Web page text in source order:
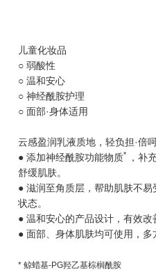
儿童化妆品
○ 弱酸性
○ 温和安心
○ 神经酰胺护理
○ 面部·身体适用
云感盈润乳液质地，轻负担·倍
● 添加神经酰胺功能物质*
，补
舒缓肌肤。
● 滋润至角质层，帮助肌肤不
状态。
● 温和安心的产品设计，有效改
● 面部、身体肌肤均可使用，多
* 鲸蜡基-PG羟乙基棕榈酰胺